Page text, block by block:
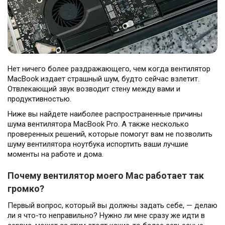
Театральная
г. Киев, ул. Крещатик 44-А
Позняки
г. Киев, ул. Анны Ахматовой, 30
г. Киев, ТЦ LAKE PLAZA, ул. Героев
полка «Азов», 12
г. Киев, ул. Казимира Малевича, 87
Дарница
Березнева, 16, корпус 3
RU UK
Нет ничего более раздражающего, чем когда вентилятор
MacBook издает страшный шум, будто сейчас взлетит.
Отвлекающий звук возводит стену между вами и
продуктивностью.
Ниже вы найдете наиболее распространенные причины
шума вентилятора MacBook Pro. А также несколько
проверенных решений, которые помогут вам не позволить
шуму вентилятора ноутбука испортить ваши лучшие
моменты на работе и дома.
Почему вентилятор моего Mac работает так
громко?
Первый вопрос, который вы должны задать себе, — делаю
ли я что-то неправильно? Нужно ли мне сразу же идти в